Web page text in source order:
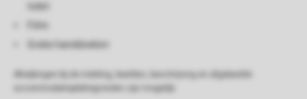
toilet
Gratis handdoeken